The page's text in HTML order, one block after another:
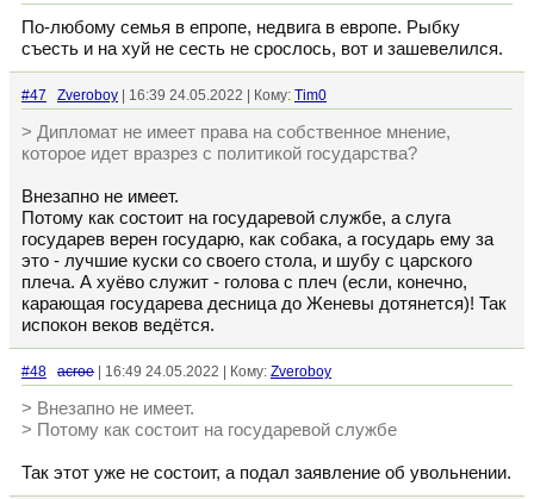
По-любому семья в епропе, недвига в европе. Рыбку
съесть и на хуй не сесть не срослось, вот и зашевелился.
#47 Zveroboy | 16:39 24.05.2022 | Кому: Tim0
> Дипломат не имеет права на собственное мнение,
которое идет вразрез с политикой государства?
Внезапно не имеет.
Потому как состоит на государевой службе, а слуга
государев верен государю, как собака, а государь ему за
это - лучшие куски со своего стола, и шубу с царского
плеча. А хуёво служит - голова с плеч (если, конечно,
карающая государева десница до Женевы дотянется)! Так
испокон веков ведётся.
#48 acroe | 16:49 24.05.2022 | Кому: Zveroboy
> Внезапно не имеет.
> Потому как состоит на государевой службе
Так этот уже не состоит, а подал заявление об увольнении.